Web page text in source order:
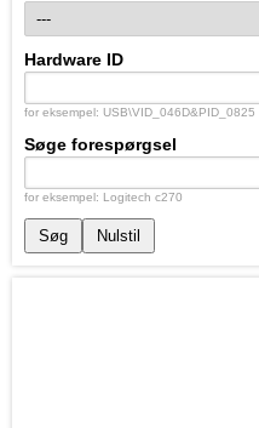
Hardware ID
for eksempel: USB\VID_046D&PID_0825
Søge forespørgsel
for eksempel: Logitech c270
Søg Nulstil